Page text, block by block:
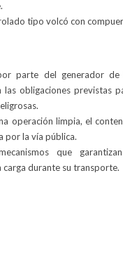
tipo volcó con
parte del generador
obligaciones previstas
operación limpia, el
por la vía pública.
que
carga durante su transporte.